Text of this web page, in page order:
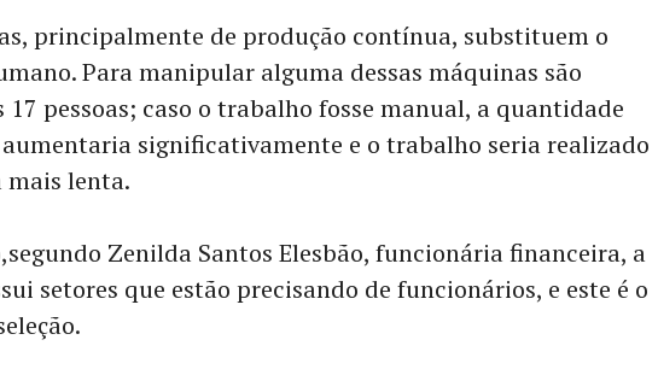
principalmente de produção contínua, substituem o
Para manipular alguma dessas máquinas são
17 pessoas; caso o trabalho fosse manual, a quantidade
aumentaria significativamente e o trabalho seria realizado
mais lenta.
Zenilda Santos Elesbão, funcionária financeira, a
setores que estão precisando de funcionários, e este é o